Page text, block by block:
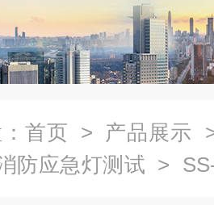
首页 > 产品展示
防应急灯测试 >